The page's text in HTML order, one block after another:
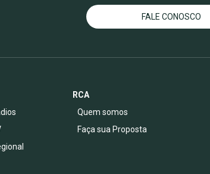
FALE CONOSCO
RCA
Quem somos
Faça sua Proposta